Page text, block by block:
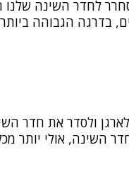
לחדר השינה
בדרגה הגבוהה
ולסדר את חדר
השינה, אולי יותר